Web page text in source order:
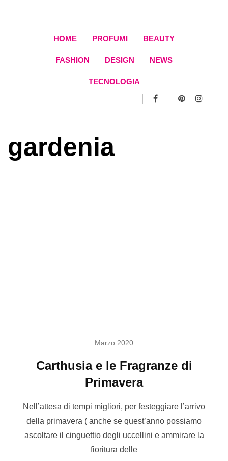
HOME PROFUMI BEAUTY
FASHION DESIGN NEWS
TECNOLOGIA
gardenia
Marzo 2020
Carthusia e le Fragranze di
Primavera
Nell’attesa di tempi migliori, per festeggiare l’arrivo
della primavera ( anche se quest’anno possiamo
ascoltare il cinguettio degli uccellini e ammirare la
fioritura delle